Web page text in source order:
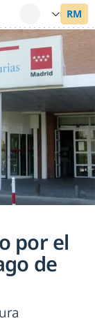
por el
de